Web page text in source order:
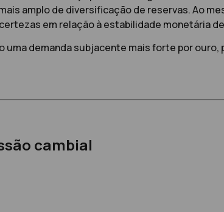
amplo de diversificação de reservas. Ao
em relação à estabilidade monetária
demanda subjacente mais forte por
cambial